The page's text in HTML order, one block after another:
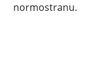
normostranu.